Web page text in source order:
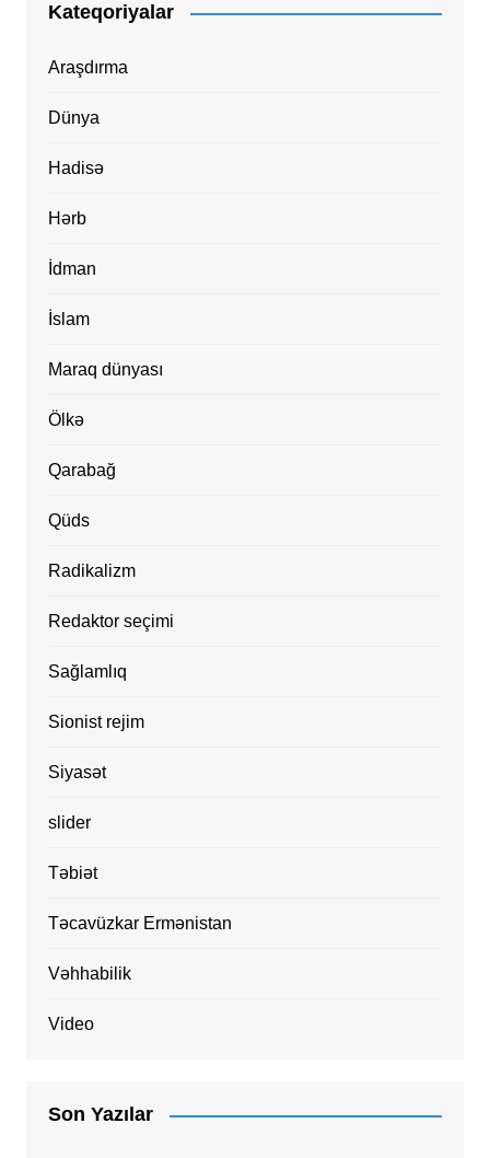
Kateqoriyalar
Araşdırma
Dünya
Hadisə
Hərb
İdman
İslam
Maraq dünyası
Ölkə
Qarabağ
Qüds
Radikalizm
Redaktor seçimi
Sağlamlıq
Sionist rejim
Siyasət
slider
Təbiət
Təcavüzkar Ermənistan
Vəhhabilik
Video
Son Yazılar